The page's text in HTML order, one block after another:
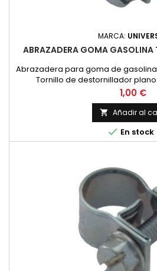
MARCA:
ABRAZADERA GOMA GASOLINA
Abrazadera para goma de gasolina
Tornillo de destornillador
Precio
1,00 €
 Añadir al
 En stock